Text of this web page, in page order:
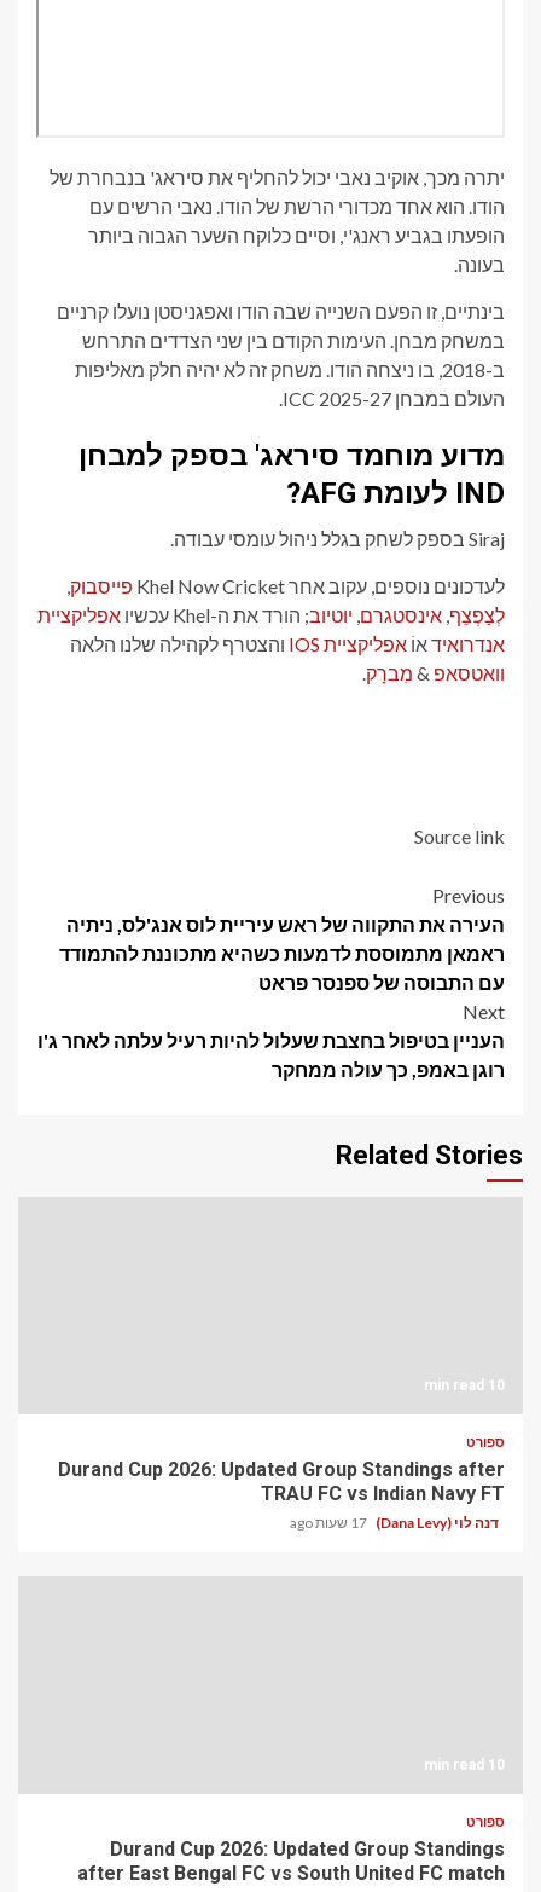
יתרה מכך, אוקיב נאבי יכול להחליף את סיראג' בנבחרת של
הודו. הוא אחד מכדורי הרשת של הודו. נאבי הרשים עם
הופעתו בגביע ראנג'י, וסיים כלוקח השער הגבוה ביותר
בעונה.
בינתיים, זו הפעם השנייה שבה הודו ואפגניסטן נועלו קרניים
במשחק מבחן. העימות הקודם בין שני הצדדים התרחש
ב-2018, בו ניצחה הודו. משחק זה לא יהיה חלק מאליפות
העולם במבחן ICC 2025-27.
מדוע מוחמד סיראג' בספק למבחן
IND לעומת AFG?
Siraj בספק לשחק בגלל ניהול עומסי עבודה.
לעדכונים נוספים, עקוב אחר Khel Now Cricket פייסבוק,
לְצַפְצֵף, אינסטגרם, יוטיוב; הורד את ה-Khel עכשיו
אפליקציית
אנדרואידאוֹ אפליקציית IOS
והצטרף לקהילה שלנו הלאה
וואטסאפ & מִברָק.
Source link
Post
navigation
Previous
העירה את התקווה של ראש עיריית לוס אנג'לס, ניתיה
ראמאן מתמוססת לדמעות כשהיא מתכוננת להתמודד
עם התבוסה של ספנסר פראט
Next
העניין בטיפול בחצבת שעלול להיות רעיל עלתה לאחר ג'ו
רוגן באמפ, כך עולה ממחקר
Related Stories
10 min read
ספורט
Durand Cup 2026: Updated Group Standings after
TRAU FC vs Indian Navy FT
דנה לוי (Dana Levy) 17 שעות ago
10 min read
ספורט
Durand Cup 2026: Updated Group Standings
after East Bengal FC vs South United FC match